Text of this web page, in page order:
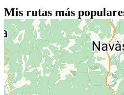
Mis rutas más